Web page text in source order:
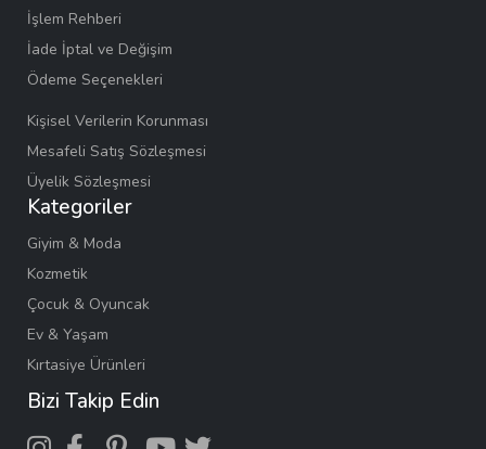
İşlem Rehberi
İade İptal ve Değişim
Ödeme Seçenekleri
Kişisel Verilerin Korunması
Mesafeli Satış Sözleşmesi
Üyelik Sözleşmesi
Kategoriler
Giyim & Moda
Kozmetik
Çocuk & Oyuncak
Ev & Yaşam
Kırtasiye Ürünleri
Bizi Takip Edin